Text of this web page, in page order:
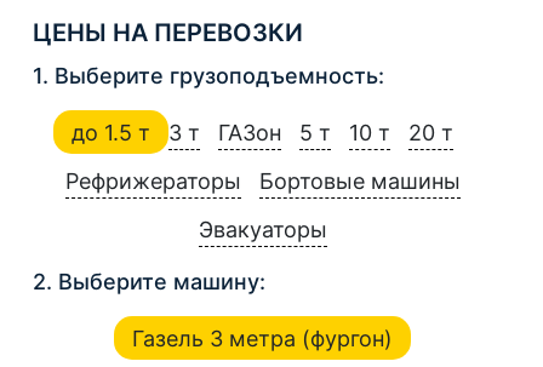
ЦЕНЫ НА ПЕРЕВОЗКИ
1. Выберите грузоподъемность:
до 1.5 т 3 т ГАЗон 5 т 10 т
20 т
Рефрижераторы
Бортовые машины
Эвакуаторы
2. Выберите машину:
Газель 3 метра (фургон)